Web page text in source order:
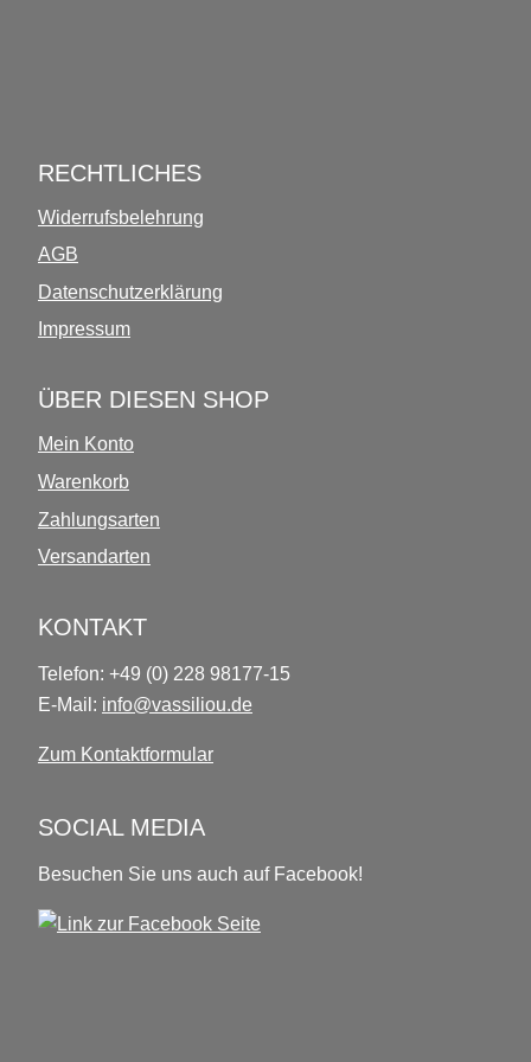
RECHTLICHES
Widerrufsbelehrung
AGB
Datenschutzerklärung
Impressum
ÜBER DIESEN SHOP
Mein Konto
Warenkorb
Zahlungsarten
Versandarten
KONTAKT
Telefon: +49 (0) 228 98177-15
E-Mail: info@vassiliou.de
Zum Kontaktformular
SOCIAL MEDIA
Besuchen Sie uns auch auf Facebook!